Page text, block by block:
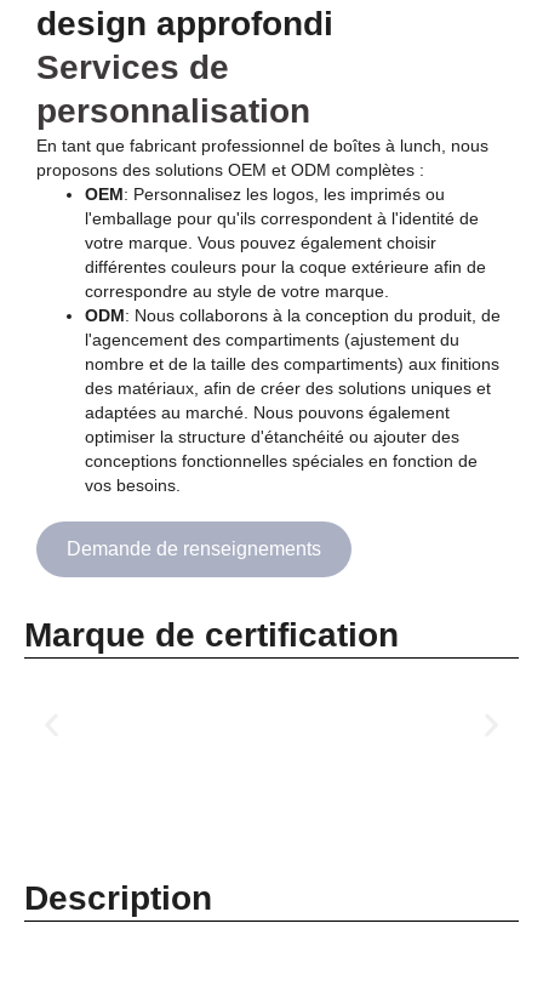
design approfondi
Services de
personnalisation
En tant que fabricant professionnel de boîtes à lunch, nous
proposons des solutions OEM et ODM complètes :
OEM: Personnalisez les logos, les imprimés ou
l'emballage pour qu'ils correspondent à l'identité de
votre marque. Vous pouvez également choisir
différentes couleurs pour la coque extérieure afin de
correspondre au style de votre marque.
ODM: Nous collaborons à la conception du produit, de
l'agencement des compartiments (ajustement du
nombre et de la taille des compartiments) aux finitions
des matériaux, afin de créer des solutions uniques et
adaptées au marché. Nous pouvons également
optimiser la structure d'étanchéité ou ajouter des
conceptions fonctionnelles spéciales en fonction de
vos besoins.
Demande de renseignements
Marque de certification
Description